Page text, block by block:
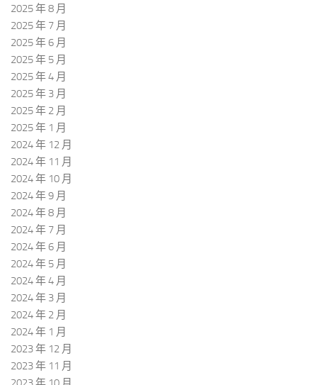
2025 年 8 月
2025 年 7 月
2025 年 6 月
2025 年 5 月
2025 年 4 月
2025 年 3 月
2025 年 2 月
2025 年 1 月
2024 年 12 月
2024 年 11 月
2024 年 10 月
2024 年 9 月
2024 年 8 月
2024 年 7 月
2024 年 6 月
2024 年 5 月
2024 年 4 月
2024 年 3 月
2024 年 2 月
2024 年 1 月
2023 年 12 月
2023 年 11 月